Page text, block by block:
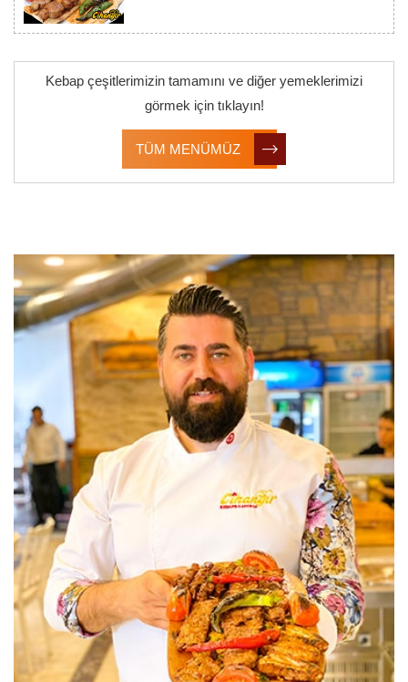
Detay
Kebap çeşitlerimizin tamamını ve diğer yemeklerimizi
görmek için tıklayın!
TÜM MENÜMÜZ